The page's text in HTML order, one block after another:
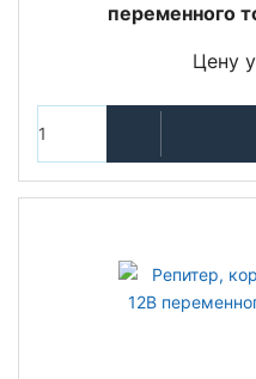
переменного
Цену